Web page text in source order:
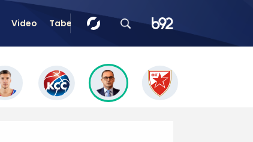
Video Tabele Tip